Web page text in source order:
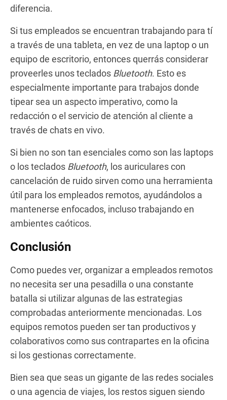
diferencia.
Si tus empleados se encuentran trabajando para tí
a través de una tableta, en vez de una laptop o un
equipo de escritorio, entonces querrás considerar
proveerles unos teclados Bluetooth. Esto es
especialmente importante para trabajos donde
tipear sea un aspecto imperativo, como la
redacción o el servicio de atención al cliente a
través de chats en vivo.
Si bien no son tan esenciales como son las laptops
o los teclados Bluetooth, los auriculares con
cancelación de ruido sirven como una herramienta
útil para los empleados remotos, ayudándolos a
mantenerse enfocados, incluso trabajando en
ambientes caóticos.
Conclusión
Como puedes ver, organizar a empleados remotos
no necesita ser una pesadilla o una constante
batalla si utilizar algunas de las estrategias
comprobadas anteriormente mencionadas. Los
equipos remotos pueden ser tan productivos y
colaborativos como sus contrapartes en la oficina
si los gestionas correctamente.
Bien sea que seas un gigante de las redes sociales
o una agencia de viajes, los restos siguen siendo